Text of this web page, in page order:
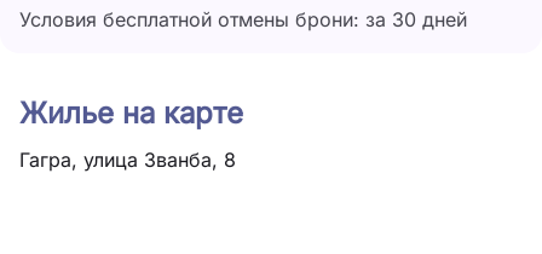
Условия бесплатной отмены брони: за 30 дней
Жилье на карте
Гагра, улица Званба, 8